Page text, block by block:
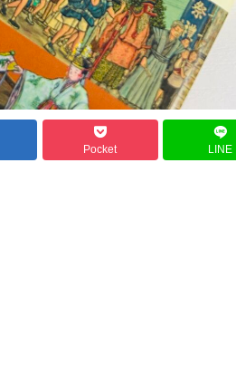
Pocket LINE